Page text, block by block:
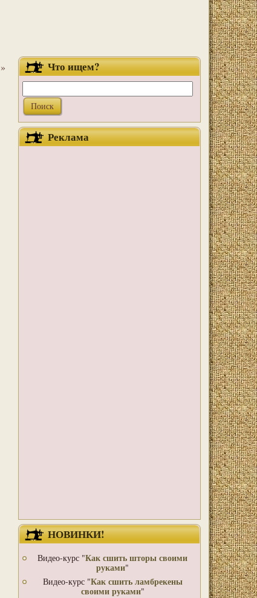
» Что ищем?
Реклама
НОВИНКИ!
Видео-курс "Как сшить шторы своими
руками"
Видео-курс "Как сшить ламбрекены
своими руками"